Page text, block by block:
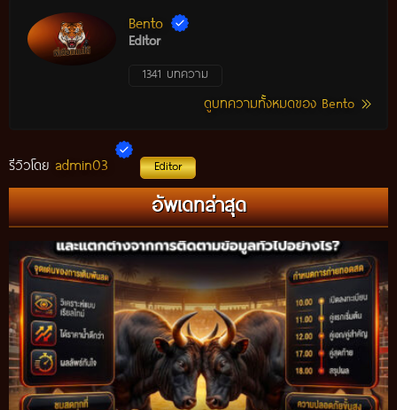
Bento
Editor
1341 บทความ
ดูบทความทั้งหมดของ Bento
รีวิวโดย admin03 Editor
อัพเดทล่าสุด